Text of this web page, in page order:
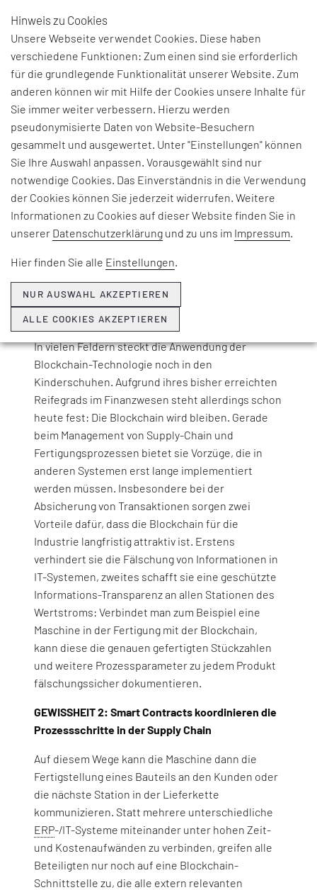
BEREIT ZUM
DOWNLOAD
Ihre Industrie-4.0 Infrastruktur
Die Auseinandersetzung mit Leistungen der
Blockchain lohnt sich für Industrieunternehmen,
wenn sie sich auf die richtigen Ansatzpunkte
konzentrieren. Sechs Punkte, die man dabei
Jostock, Founder & Managing Director von ARXUM.
GEWISSHEIT 1: Die Blockchain ist keine Fußnote
der Technologie-Geschichte
In vielen Feldern steckt die Anwendung der
Blockchain-Technologie noch in den
Kinderschuhen. Aufgrund ihres bisher erreichten
Reifegrads im Finanzwesen steht allerdings schon
heute fest: Die Blockchain wird bleiben. Gerade
beim Management von Supply-Chain und
Fertigungsprozessen bietet sie Vorzüge, die in
anderen Systemen erst lange implementiert
werden müssen. Insbesondere bei der
Absicherung von Transaktionen sorgen zwei
Vorteile dafür, dass die Blockchain für die
Industrie langfristig attraktiv ist. Erstens
verhindert sie die Fälschung von Informationen in
IT-Systemen, zweites schafft sie eine geschützte
Informations-Transparenz an allen Stationen des
Wertstroms: Verbindet man zum Beispiel eine
Maschine in der Fertigung mit der Blockchain,
kann diese die genauen gefertigten Stückzahlen
und weitere Prozessparameter zu jedem Produkt
fälschungssicher dokumentieren.
GEWISSHEIT 2: Smart Contracts koordinieren die
Prozessschritte in der Supply Chain
Auf diesem Wege kann die Maschine dann die
Fertigstellung eines Bauteils an den Kunden oder
die nächste Station in der Lieferkette
kommunizieren. Statt mehrere unterschiedliche
ERP-/IT-Systeme miteinander unter hohen Zeit-
und Kostenaufwänden zu verbinden, greifen alle
Beteiligten nur noch auf eine Blockchain-
Schnittstelle zu, die alle extern relevanten
Hinweis zu Cookies
Unsere Webseite verwendet Cookies. Diese haben
verschiedene Funktionen: Zum einen sind sie erforderlich
für die grundlegende Funktionalität unserer Website. Zum
anderen können wir mit Hilfe der Cookies unsere Inhalte für
Sie immer weiter verbessern. Hierzu werden
pseudonymisierte Daten von Website-Besuchern
gesammelt und ausgewertet. Unter "Einstellungen" können
Sie Ihre Auswahl anpassen. Vorausgewählt sind nur
notwendige Cookies. Das Einverständnis in die Verwendung
der Cookies können Sie jederzeit widerrufen. Weitere
Informationen zu Cookies auf dieser Website finden Sie in
unserer Datenschutzerklärung und zu uns im Impressum.
Hier finden Sie alle Einstellungen.
NUR AUSWAHL AKZEPTIEREN
ALLE COOKIES AKZEPTIEREN